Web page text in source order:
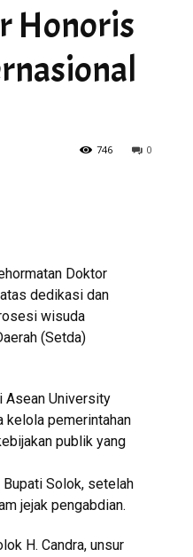
Honoris
0
746
Doktor
dedikasi dan
wisuda
(Setda)
Asean University
kelola pemerintahan
publik yang
Solok, setelah
jejak pengabdian.
H. Candra, unsur